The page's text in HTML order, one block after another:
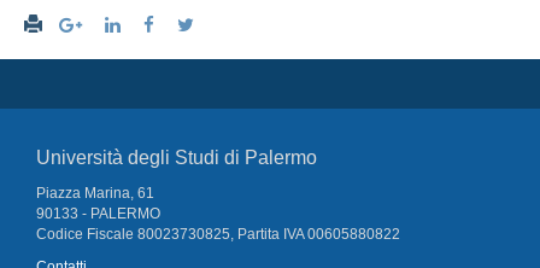
Università degli Studi di Palermo
Piazza Marina, 61
90133 - PALERMO
Codice Fiscale 80023730825, Partita IVA 00605880822